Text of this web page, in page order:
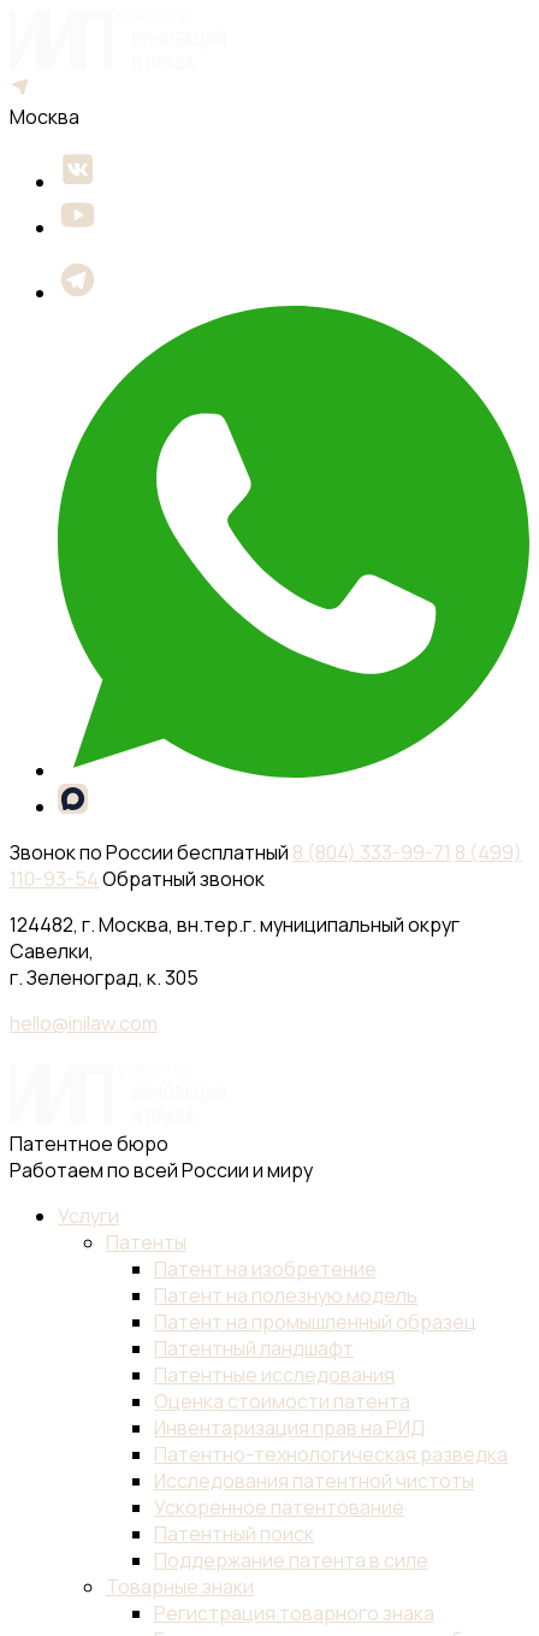
Москва
Звонок по России бесплатный 8 (804) 333-99-71 8 (499)
110-93-54Обратный звонок
124482, г. Москва, вн.тер.г. муниципальный округ
Савелки,
г. Зеленоград, к. 305
hello@inilaw.com
Патентное бюро
Работаем по всей России и миру
Услуги
Патенты
Патент на изобретение
Патент на полезную модель
Патент на промышленный образец
Патентный ландшафт
Патентные исследования
Оценка стоимости патента
Инвентаризация прав на РИД
Патентно-технологическая разведка
Исследования патентной чистоты
Ускоренное патентование
Патентный поиск
Поддержание патента в силе
Товарные знаки
Регистрация товарного знака